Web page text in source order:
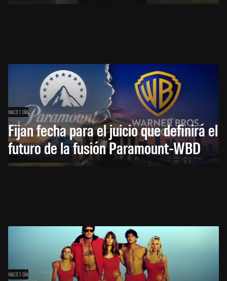
HACE 1 DÍA
Fijan fecha para el juicio que definirá el
futuro de la fusión Paramount-WBD
HACE 1 DÍA